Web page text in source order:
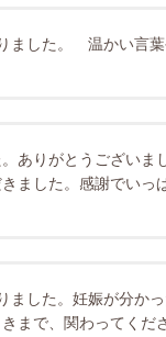
ました。 温かい言葉
ありがとうござい
ました。感謝でいっ
ました。妊娠が分か
まで、関わってくだ